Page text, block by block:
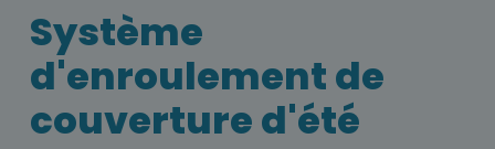
Système
d'enroulement de
couverture d'été